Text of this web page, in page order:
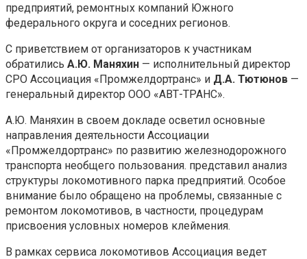
предприятий, ремонтных компаний Южного
федерального округа и соседних регионов.
С приветствием от организаторов к участникам
обратились А.Ю. Маняхин — исполнительный директор
СРО Ассоциация «Промжелдортранс» и Д.А. Тютюнов —
генеральный директор ООО «АВТ-ТРАНС».
А.Ю. Маняхин в своем докладе осветил основные
направления деятельности Ассоциации
«Промжелдортранс» по развитию железнодорожного
транспорта необщего пользования. представил анализ
структуры локомотивного парка предприятий. Особое
внимание было обращено на проблемы, связанные с
ремонтом локомотивов, в частности, процедурам
присвоения условных номеров клеймения.
В рамках сервиса локомотивов Ассоциация ведет